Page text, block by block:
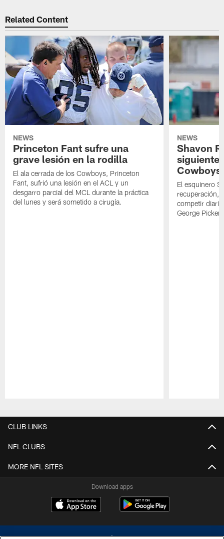
Related Content
NEWS
Princeton Fant sufre una
grave lesión en la rodilla
El ala cerrada de los Cowboys, Princeton
Fant, sufrió una lesión en el ACL y un
desgarro parcial del MCL durante la práctica
del lunes y será sometido a cirugía.
NEWS
Shavon
siguiente
Cowboys
El esquinero
recuperación,
competir
George
CLUB LINKS
NFL CLUBS
MORE NFL SITES
Download apps